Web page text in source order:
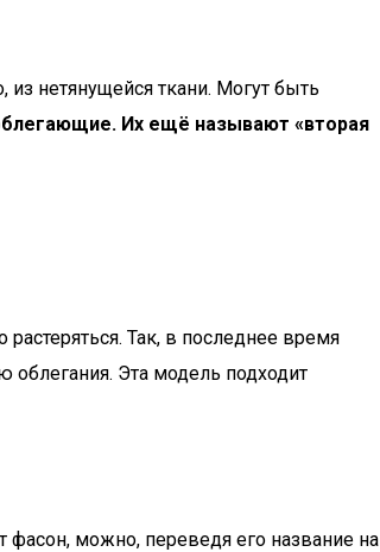
из нетянущейся ткани. Могут быть
Их ещё называют «вторая
Так, в последнее время
Эта модель подходит
фасон, можно, переведя его название на